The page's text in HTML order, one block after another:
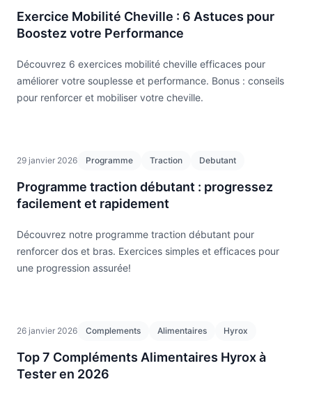
Exercice Mobilité Cheville : 6 Astuces pour
Boostez votre Performance
Découvrez 6 exercices mobilité cheville efficaces pour
améliorer votre souplesse et performance. Bonus : conseils
pour renforcer et mobiliser votre cheville.
29 janvier 2026 Programme Traction Debutant
Programme traction débutant : progressez
facilement et rapidement
Découvrez notre programme traction débutant pour
renforcer dos et bras. Exercices simples et efficaces pour
une progression assurée!
26 janvier 2026 Complements Alimentaires Hyrox
Top 7 Compléments Alimentaires Hyrox à
Tester en 2026